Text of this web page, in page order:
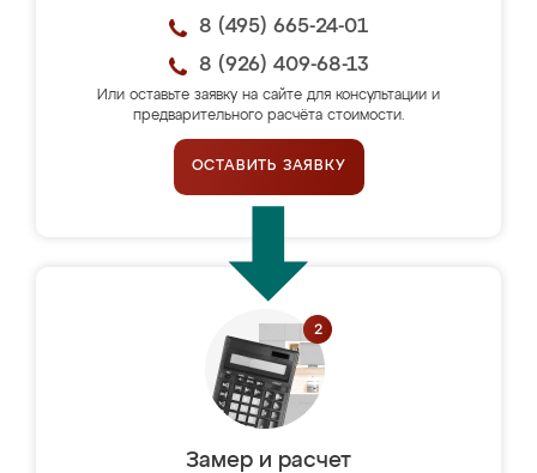
8 (495) 665-24-01
8 (926) 409-68-13
Или оставьте заявку на сайте для консультации и
предварительного расчёта стоимости.
ОСТАВИТЬ ЗАЯВКУ
Замер и расчет